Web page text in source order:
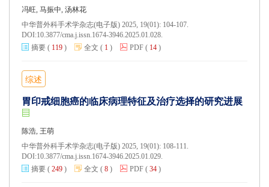
冯旺, 马振中, 汤林花
中华普外科手术学杂志(电子版) 2025, 19(01): 104-107.
DOI:10.3877/cma.j.issn.1674-3946.2025.01.028.
摘要 ( 119 ) 全文 ( 1 ) PDF ( 14 )
综述
胃印戒细胞癌的临床病理特征及治疗选择的研究进展
陈浩, 王萌
中华普外科手术学杂志(电子版) 2025, 19(01): 108-111.
DOI:10.3877/cma.j.issn.1674-3946.2025.01.029.
摘要 ( 249 ) 全文 ( 8 ) PDF ( 34 )